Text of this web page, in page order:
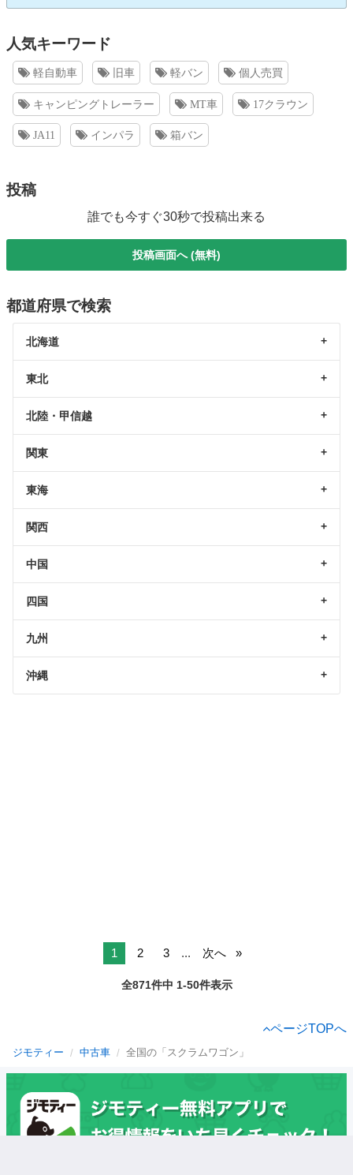
人気キーワード
軽自動車 旧車 軽バン 個人売買
キャンピングトレーラー MT車 17クラウン
JA11 インパラ 箱バン
投稿
誰でも今すぐ30秒で投稿出来る
投稿画面へ (無料)
都道府県で検索
北海道
東北
北陸・甲信越
関東
東海
関西
中国
四国
九州
沖縄
1 2 3 ... 次へ
全871件中 1-50件表示
ページTOPへ
ジモティー 中古車 全国の「スクラムワゴン」